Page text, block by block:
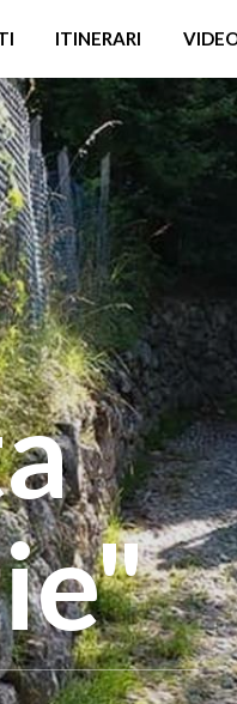
ITINERARI